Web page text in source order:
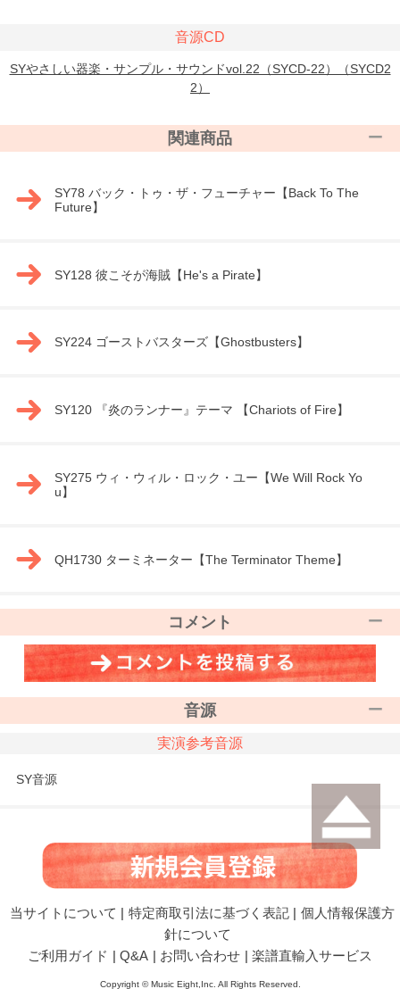
音源CD
SYやさしい器楽・サンプル・サウンドvol.22（SYCD-22）（SYCD2
2）
関連商品
SY78 バック・トゥ・ザ・フューチャー【Back To The
Future】
SY128 彼こそが海賊【He's a Pirate】
SY224 ゴーストバスターズ【Ghostbusters】
SY120 『炎のランナー』テーマ 【Chariots of Fire】
SY275 ウィ・ウィル・ロック・ユー【We Will Rock Yo
u】
QH1730 ターミネーター【The Terminator Theme】
コメント
音源
実演参考音源
SY音源
当サイトについて | 特定商取引法に基づく表記 | 個人情報保護方
針について
ご利用ガイド | Q&A | お問い合わせ | 楽譜直輸入サービス
Copyright © Music Eight,Inc. All Rights Reserved.